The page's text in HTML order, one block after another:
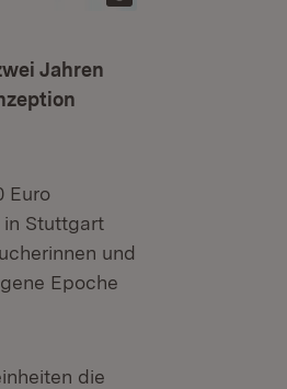
Jahren
Euro
Stuttgart
und
Epoche
die